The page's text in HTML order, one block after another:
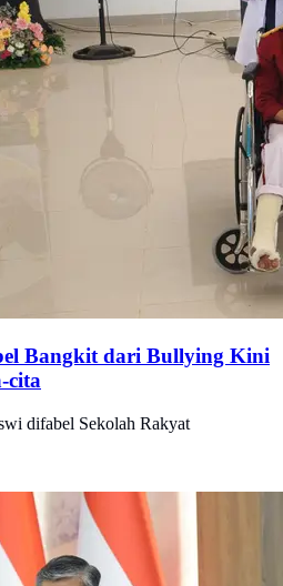
Bangkit dari Bullying Kini
cita
difabel Sekolah Rakyat